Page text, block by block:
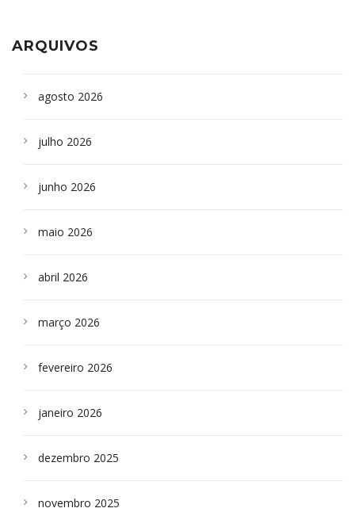
ARQUIVOS
agosto 2026
julho 2026
junho 2026
maio 2026
abril 2026
março 2026
fevereiro 2026
janeiro 2026
dezembro 2025
novembro 2025